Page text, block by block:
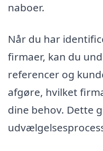
naboer.
Når du har
firmaer, kan du
referencer og
afgøre, hvilket
dine behov. Dette